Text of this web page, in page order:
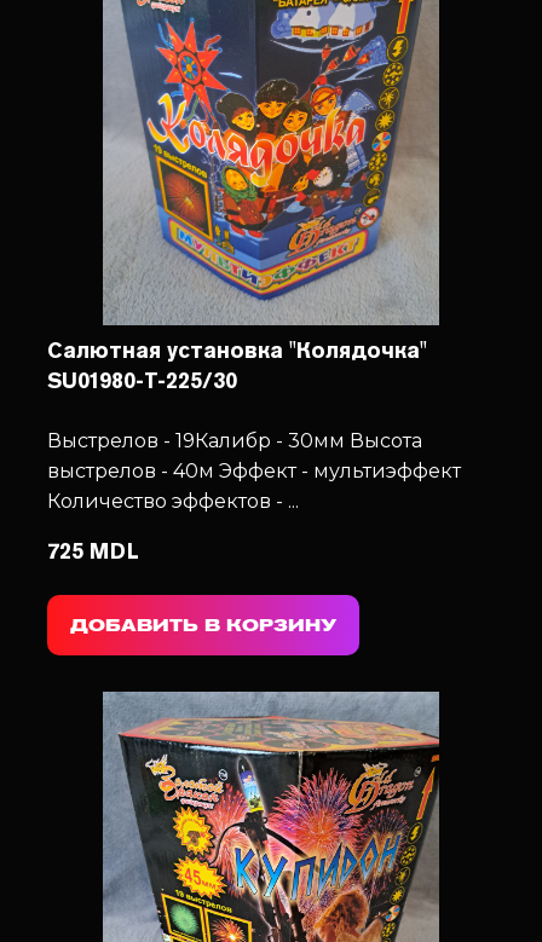
Салютная установка "Колядочка"
SU01980-T-225/30
Выстрелов - 19Калибр - 30мм Высота
выстрелов - 40м Эффект - мультиэффект
Количество эффектов - ...
725 MDL
ДОБАВИТЬ В КОРЗИНУ